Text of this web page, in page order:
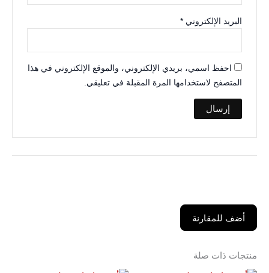
البريد الإلكتروني*
احفظ اسمي، بريدي الإلكتروني، والموقع الإلكتروني في هذا
المتصفح لاستخدامها المرة المقبلة في تعليقي.
أضف للمقارنة
منتجات ذات صلة